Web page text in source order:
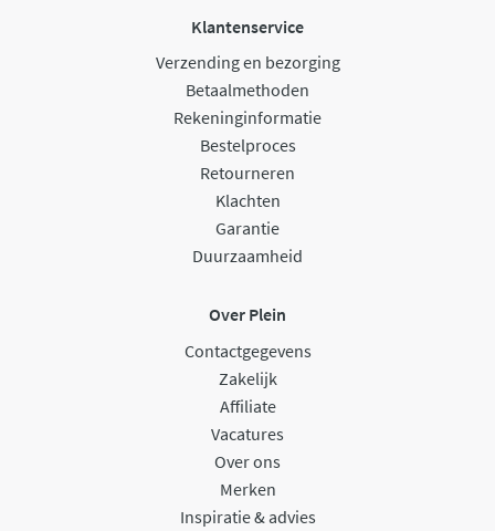
Klantenservice
Verzending en bezorging
Betaalmethoden
Rekeninginformatie
Bestelproces
Retourneren
Klachten
Garantie
Duurzaamheid
Over Plein
Contactgegevens
Zakelijk
Affiliate
Vacatures
Over ons
Merken
Inspiratie & advies